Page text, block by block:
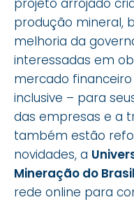
projeto arrojado
produção mineral,
melhoria da
interessadas em
mercado
inclusive – para
das empresas e a
também estão
novidades, a
Mineração do
rede online para